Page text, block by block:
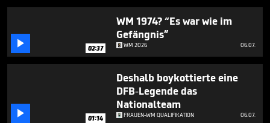
 02:37
WM 1974? “Es war wie im
Gefängnis”
WM 2026 06.07.
 01:14
Deshalb boykottierte eine
DFB-Legende das
Nationalteam
FRAUEN-WM QUALIFIKATION 06.07.